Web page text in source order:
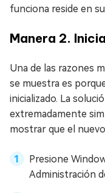
funciona reside en
Manera 2.
Una de las razones
se muestra es
inicializado. La
extremadamente
mostrar que el
Presione
Administración